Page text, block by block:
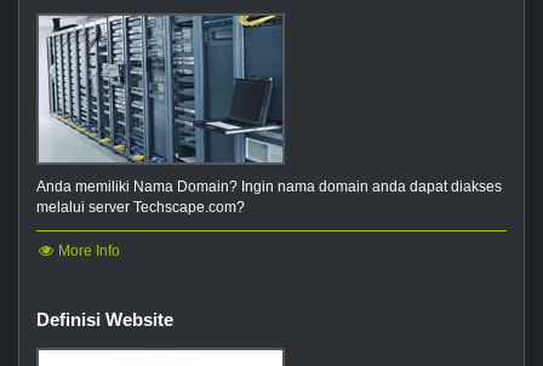
Anda memiliki Nama Domain? Ingin nama domain anda dapat diakses
melalui server Techscape.com?
More Info
Definisi Website